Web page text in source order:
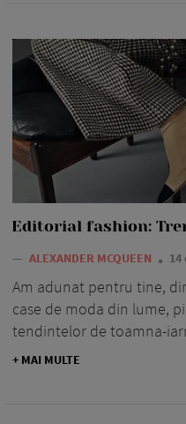
Editorial fashion:
— ALEXANDER MCQUEEN
Am adunat pentru tine,
case de moda din lume,
tendintelor de toamna-
+ MAI MULTE